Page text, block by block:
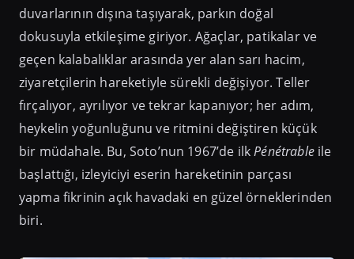
duvarlarının dışına taşıyarak, parkın doğal
dokusuyla etkileşime giriyor. Ağaçlar, patikalar ve
geçen kalabalıklar arasında yer alan sarı hacim,
ziyaretçilerin hareketiyle sürekli değişiyor. Teller
fırçalıyor, ayrılıyor ve tekrar kapanıyor; her adım,
heykelin yoğunluğunu ve ritmini değiştiren küçük
bir müdahale. Bu, Soto’nun 1967’de ilkPénétrableile
başlattığı, izleyiciyi eserin hareketinin parçası
yapma fikrinin açık havadaki en güzel örneklerinden
biri.